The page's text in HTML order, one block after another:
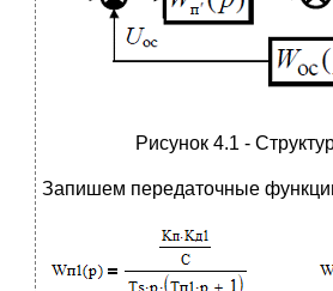
Рисунок 4.1 -
Запишем передаточные